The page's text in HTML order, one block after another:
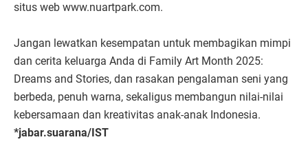
situs web www.nuartpark.com.
Jangan lewatkan kesempatan untuk membagikan mimpi
dan cerita keluarga Anda di Family Art Month 2025:
Dreams and Stories, dan rasakan pengalaman seni yang
berbeda, penuh warna, sekaligus membangun nilai-nilai
kebersamaan dan kreativitas anak-anak Indonesia.
*jabar.suarana/IST